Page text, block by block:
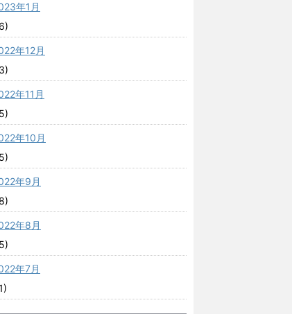
年1月
年12月
年11月
年10月
年9月
年8月
年7月